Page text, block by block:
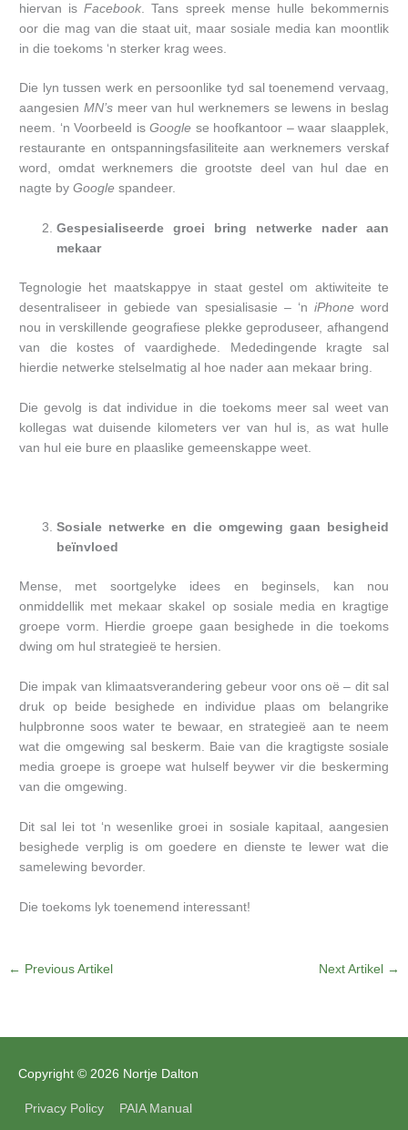
hiervan isFacebook . Tans spreek mense hulle bekommernis
oor die mag van die staat uit, maar sosiale media kan moontlik
in die toekoms ‘n sterker krag wees.
Die lyn tussen werk en persoonlike tyd sal toenemend vervaag,
aangesien MN’s meer van hul werknemers se lewens in beslag
neem. ‘n Voorbeeld isGoogle se hoofkantoor – waar slaapplek,
restaurante en ontspanningsfasiliteite aan werknemers verskaf
word, omdat werknemers die grootste deel van hul dae en
nagte byGooglespandeer.
Gespesialiseerde groei bring netwerke nader aan
mekaar
Tegnologie het maatskappye in staat gestel om aktiwiteite te
desentraliseer in gebiede van spesialisasie – ‘n iPhoneword
nou in verskillende geografiese plekke geproduseer, afhangend
van die kostes of vaardighede. Mededingende kragte sal
hierdie netwerke stelselmatig al hoe nader aan mekaar bring.
Die gevolg is dat individue in die toekoms meer sal weet van
kollegas wat duisende kilometers ver van hul is, as wat hulle
van hul eie bure en plaaslike gemeenskappe weet.
Sosiale netwerke en die omgewing gaan besigheid
beïnvloed
Mense, met soortgelyke idees en beginsels, kan nou
onmiddellik met mekaar skakel op sosiale media en kragtige
groepe vorm. Hierdie groepe gaan besighede in die toekoms
dwing om hul strategieë te hersien.
Die impak van klimaatsverandering gebeur voor ons oë – dit sal
druk op beide besighede en individue plaas om belangrike
hulpbronne soos water te bewaar, en strategieë aan te neem
wat die omgewing sal beskerm. Baie van die kragtigste sosiale
media groepe is groepe wat hulself beywer vir die beskerming
van die omgewing.
Dit sal lei tot ‘n wesenlike groei in sosiale kapitaal, aangesien
besighede verplig is om goedere en dienste te lewer wat die
samelewing bevorder.
Die toekoms lyk toenemend interessant!
← Previous Artikel Next Artikel →
Copyright © 2026 Nortje Dalton
Privacy Policy PAIA Manual